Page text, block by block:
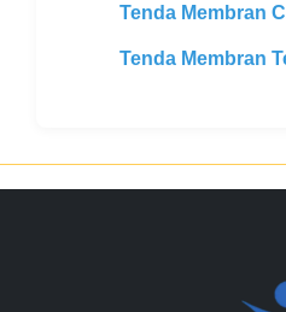
Tenda Membran
Tenda Membran